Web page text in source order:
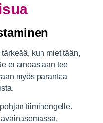
kun mietitään,
ei ainoastaan tee
myös parantaa
tiimihengelle.